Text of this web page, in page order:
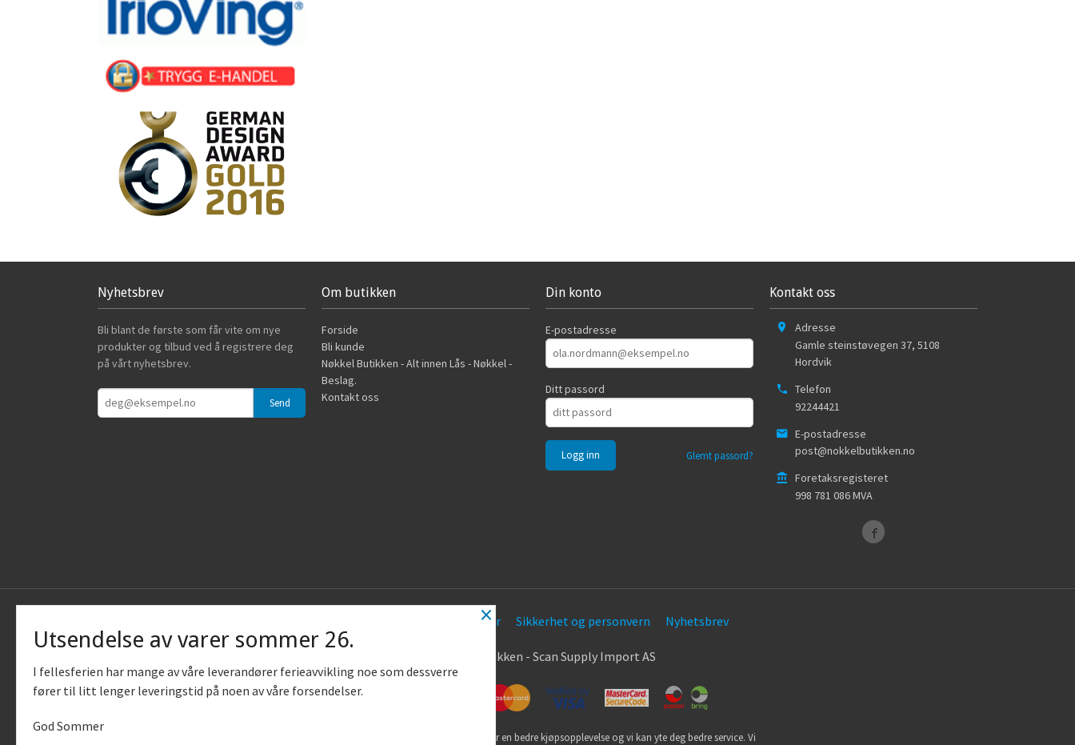
Nyhetsbrev
Bli blant de første som får vite om nye
produkter og tilbud ved å registrere deg
på vårt nyhetsbrev.
Om butikken
Forside
Bli kunde
Nøkkel Butikken - Alt innen Lås - Nøkkel -
Beslag.
Kontakt oss
Din konto
E-postadresse
Ditt passord
Glemt passord?
Kontakt oss
Adresse
Gamle steinstøvegen 37, 5108
Hordvik
Telefon
92244421
E-postadresse
post@nokkelbutikken.no
Foretaksregisteret
998 781 086 MVA
Kjøpsbetingelser Sikkerhet og personvern Nyhetsbrev
© Nøkkel Butikken - Scan Supply Import AS
Vår nettbutikk bruker cookies slik at du får en bedre kjøpsopplevelse og vi kan yte deg bedre service. Vi
×
Utsendelse av varer sommer 26.
I fellesferien har mange av våre leverandører ferieavvikling noe som dessverre
fører til litt lenger leveringstid på noen av våre forsendelser.
God Sommer